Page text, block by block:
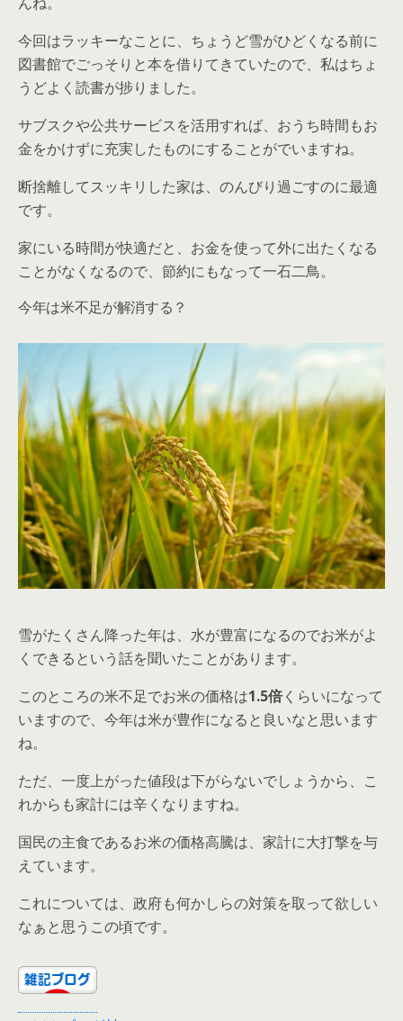
今回はラッキーなことに、ちょうど雪がひどくなる前に
図書館でごっそりと本を借りてきていたので、私はちょ
うどよく読書が捗りました。
サブスクや公共サービスを活用すれば、おうち時間もお
金をかけずに充実したものにすることがでいますね。
断捨離してスッキリした家は、のんびり過ごすのに最適
です。
家にいる時間が快適だと、お金を使って外に出たくなる
ことがなくなるので、節約にもなって一石二鳥。
今年は米不足が解消する？
雪がたくさん降った年は、水が豊富になるのでお米がよ
くできるという話を聞いたことがあります。
このところの米不足でお米の価格は1.5倍くらいになって
いますので、今年は米が豊作になると良いなと思います
ね。
ただ、一度上がった値段は下がらないでしょうから、こ
れからも家計には辛くなりますね。
国民の主食であるお米の価格高騰は、家計に大打撃を与
えています。
これについては、政府も何かしらの対策を取って欲しい
なぁと思うこの頃です。